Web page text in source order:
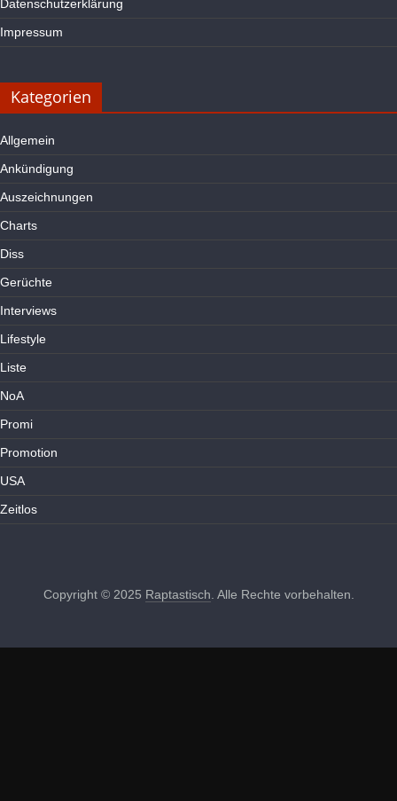
Datenschutzerklärung
Impressum
Kategorien
Allgemein
Ankündigung
Auszeichnungen
Charts
Diss
Gerüchte
Interviews
Lifestyle
Liste
NoA
Promi
Promotion
USA
Zeitlos
Copyright © 2025 Raptastisch . Alle Rechte vorbehalten.